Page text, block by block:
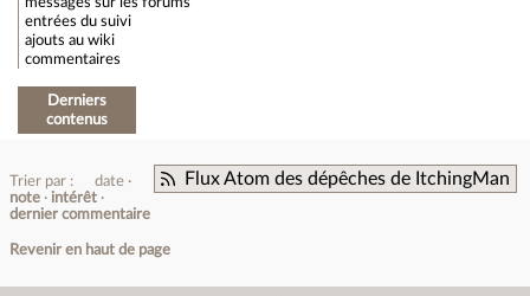
entrées du suivi
ajouts au wiki
commentaires
Derniers
contenus
Flux Atom des dépêches de ItchingMan
Trier par :
date
note
intérêt
dernier commentaire
Revenir en haut de page